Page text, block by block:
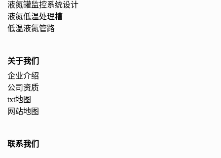
液氮罐监控系统设计
液氮低温处理槽
低温液氮管路
关于我们
企业介绍
公司资质
txt地图
网站地图
联系我们